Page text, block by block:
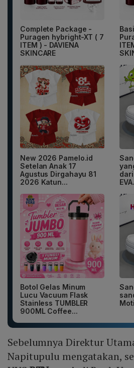
Complete Package -
Puragen hybright-XT ( 7
ITEM ) - DAVIENA
SKINCARE
New 2026 Pamelo.id
Setelan Anak 17
Agustus Dirgahayu 81
2026 Katun...
Botol Gelas Minum
Lucu Vacuum Flask
Stainless TUMBLER
900ML Coffee...
Sebelumnya Direktur
Napitupulu mengatakan,